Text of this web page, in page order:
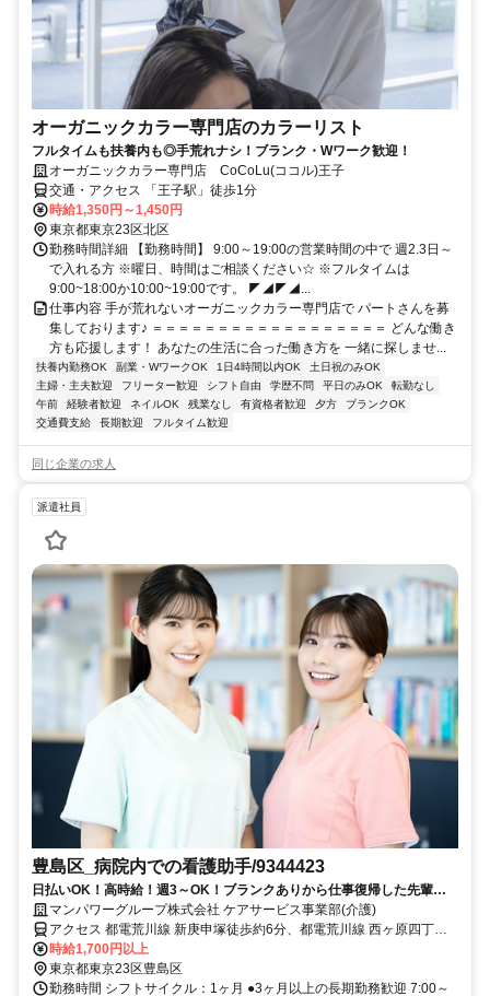
オーガニックカラー専門店のカラーリスト
フルタイムも扶養内も◎手荒れナシ！ブランク・Wワーク歓迎！
オーガニックカラー専門店 CoCoLu(ココル)王子
交通・アクセス 「王子駅」徒歩1分
時給1,350円～1,450円
東京都東京23区北区
勤務時間詳細 【勤務時間】 9:00～19:00の営業時間の中で 週2.3日～
で入れる方 ※曜日、時間はご相談ください☆ ※フルタイムは
9:00~18:00か10:00~19:00です。 ◤◢◤◢...
仕事内容 手が荒れないオーガニックカラー専門店で パートさんを募
集しております♪ ＝＝＝＝＝＝＝＝＝＝＝＝＝＝＝＝＝＝ どんな働き
方も応援します！ あなたの生活に合った働き方を 一緒に探しませ...
扶養内勤務OK 副業・WワークOK 1日4時間以内OK
土日祝のみOK
主婦・主夫歓迎
フリーター歓迎 シフト自由 学歴不問 平日のみOK
転勤なし
午前
経験者歓迎 ネイルOK 残業なし 有資格者歓迎 夕方
ブランクOK
交通費支給
長期歓迎 フルタイム歓迎
同じ企業の求人
派遣社員
豊島区_病院内での看護助手/9344423
日払いOK！高時給！週3～OK！ブランクありから仕事復帰した先輩や
ミドル世代も多数活躍中♪
マンパワーグループ株式会社 ケアサービス事業部(介護)
アクセス 都電荒川線 新庚申塚徒歩約6分、都電荒川線 西ヶ原四丁目
出入口1徒歩約7分、都電荒川線 庚申塚徒歩約8分 車・バイク通勤
OK（派遣先による）
時給1,700円以上
東京都東京23区豊島区
勤務時間 シフトサイクル：1ヶ月 ●3ヶ月以上の長期勤務歓迎 7:00～